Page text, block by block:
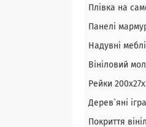
Плівка на
Панелі
Надувні меблі
Вініловий
Рейки
Дерев`яні
Покриття